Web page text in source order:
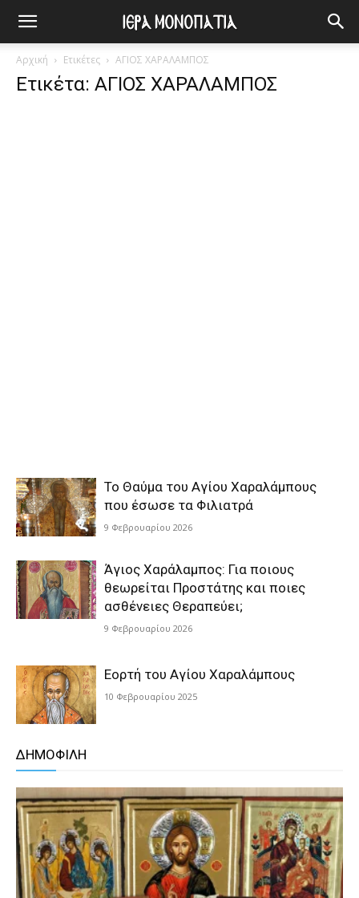
Αρχική Ετικέτες ΑΓΙΟΣ ΧΑΡΑΛΑΜΠΟΣ
Ετικέτα: ΑΓΙΟΣ ΧΑΡΑΛΑΜΠΟΣ
Το Θαύμα του Αγίου Χαραλάμπους
που έσωσε τα Φιλιατρά
9 Φεβρουαρίου 2026
Άγιος Χαράλαμπος: Για ποιους
θεωρείται Προστάτης και ποιες
ασθένειες Θεραπεύει;
9 Φεβρουαρίου 2026
Εορτή του Αγίου Χαραλάμπους
10 Φεβρουαρίου 2025
ΔΗΜΟΦΙΛΗ